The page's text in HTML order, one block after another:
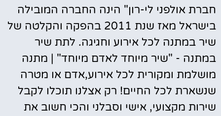
חברת אולפני לי-רון" הינה החברה המובילה
בישראל מאז שנת 2011 בהפקה והקלטה של
שיר במתנה לכל אירוע וחגיגה. לתת שיר
במתנה - "שיר מיוחד לאדם מיוחד" | מתנה
מושלמת ומקורית לכל אירוע,אדם או מטרה
שנשארת לכל החיים! רק אצלנו תוכלו לקבל
שירות מקצועי, אישי וסבלני והכי חשוב את